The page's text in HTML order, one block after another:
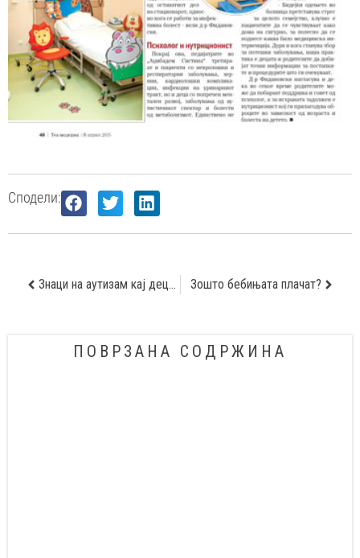
Сподели:
Знаци на аутизам кај децата Зошто бебињата плачат?
ПОВРЗАНА СОДРЖИНА